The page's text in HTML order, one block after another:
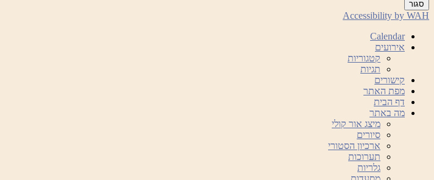
סגור
Accessibility by WAH
Calendar
אירועים
קטגוריות
תגיות
קישורים
מפת האתר
דף הבית
מה באתר
מיצג אור קולי
סיורים
ארכיון הסטורי
תערוכות
גלריות